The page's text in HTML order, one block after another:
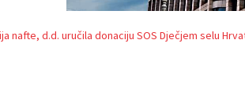
nafte, d.d. uručila donaciju SOS Dječjem selu